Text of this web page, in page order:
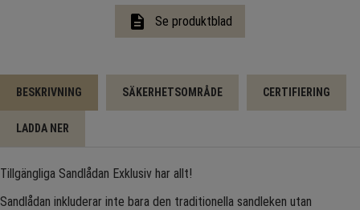
description Se produktblad
BESKRIVNING SÄKERHETSOMRÅDE CERTIFIERING
LADDA NER
Tillgängliga Sandlådan Exklusiv har allt!
Sandlådan inkluderar inte bara den traditionella sandleken utan